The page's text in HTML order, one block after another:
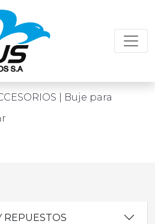
| Buje para
REPUESTOS